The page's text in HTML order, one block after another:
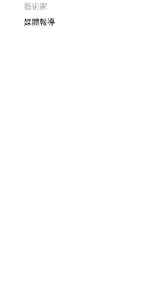
藝術家
媒體報導